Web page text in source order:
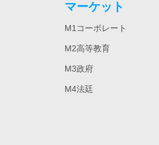
マーケット
M1コーポレート
M2高等教育
M3政府
M4法廷